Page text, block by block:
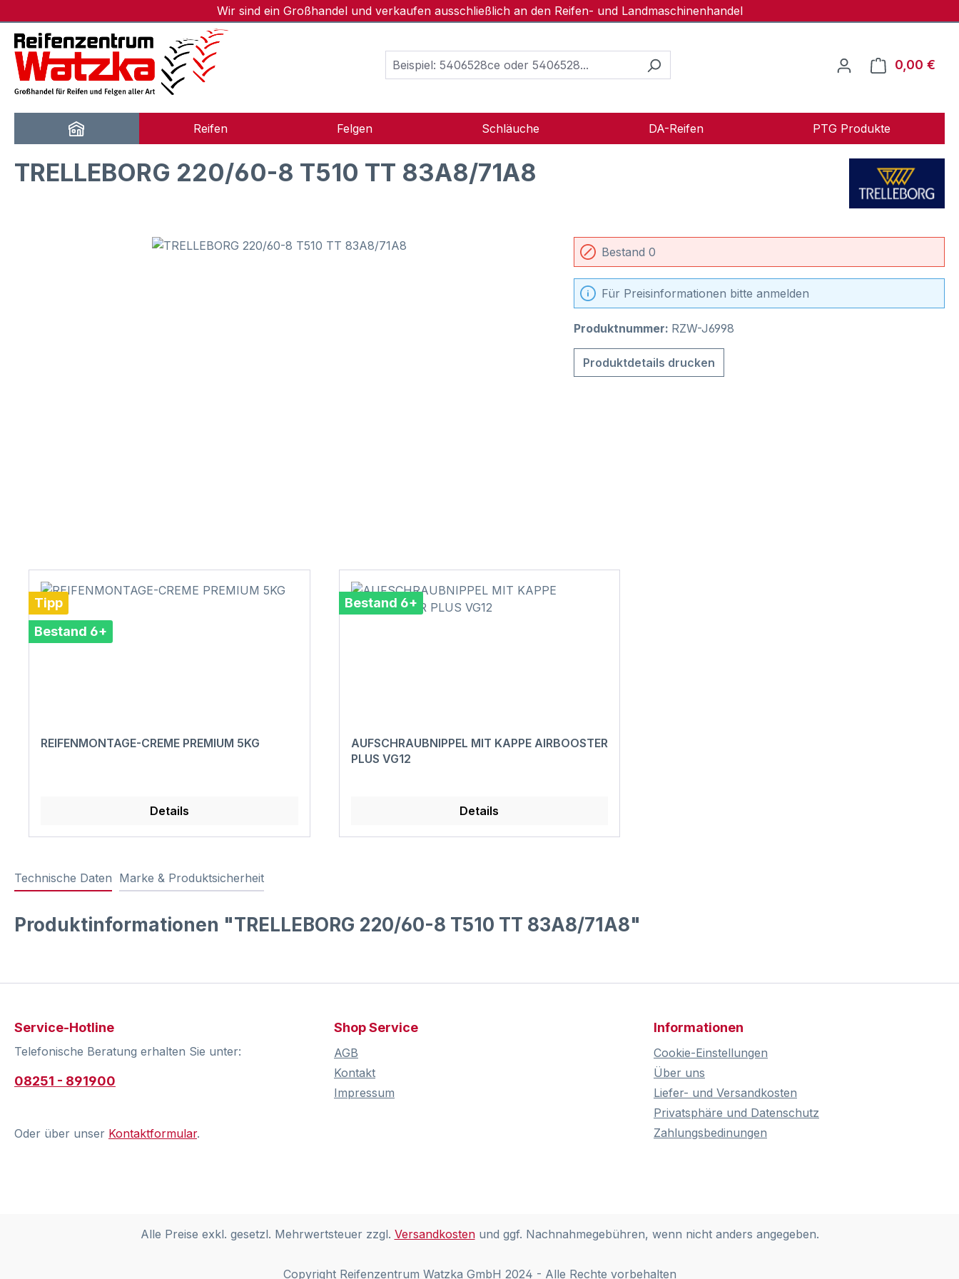
Wir sind ein Großhandel und verkaufen ausschließlich an den Reifen- und Landmaschinenhandel
0,00 €
Reifen Felgen Schläuche DA-Reifen PTG Produkte
TRELLEBORG 220/60-8 T510 TT 83A8/71A8
Bildergalerie überspringen Bestand 0
Für Preisinformationen bitte anmelden
Produktnummer: RZW-J6998
Produktdetails drucken
Tipp
Bestand 6+
REIFENMONTAGE-CREME PREMIUM 5KG
Details
Bestand 6+
AUFSCHRAUBNIPPEL MIT KAPPE AIRBOOSTER
PLUS VG12
Details
Technische Daten Marke & Produktsicherheit
Produktinformationen "TRELLEBORG 220/60-8 T510 TT 83A8/71A8"
Service-Hotline
Telefonische Beratung erhalten Sie unter:
08251 - 891900
Oder über unser Kontaktformular.
Shop Service
AGB
Kontakt
Impressum
Informationen
Cookie-Einstellungen
Über uns
Liefer- und Versandkosten
Privatsphäre und Datenschutz
Zahlungsbedinungen
Alle Preise exkl. gesetzl. Mehrwertsteuer zzgl. Versandkostenund ggf. Nachnahmegebühren, wenn nicht anders angegeben.
Copyright Reifenzentrum Watzka GmbH 2024 - Alle Rechte vorbehalten